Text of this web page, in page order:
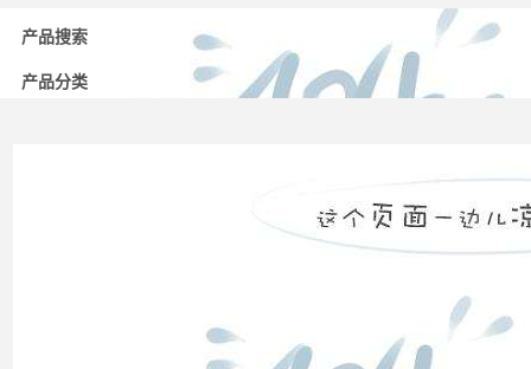
常用
低压
高压
配电
产品搜索
产品分类